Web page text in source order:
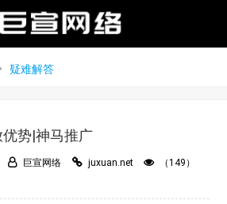
疑难解答
势|神马推广
巨宣网络 juxuan.net
（149）